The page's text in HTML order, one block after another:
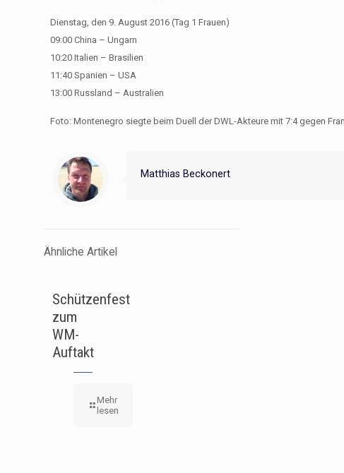
Dienstag, den 9. August 2016 (Tag 1 Frauen)
09:00 China – Ungarn
10:20 Italien – Brasilien
11:40 Spanien – USA
13:00 Russland – Australien
Foto: Montenegro siegte beim Duell der DWL-Akteure mit 7:4 gegen
Matthias Beckonert
Ähnliche Artikel
Schützenfest
zum
WM-
Auftakt
Mehr
lesen